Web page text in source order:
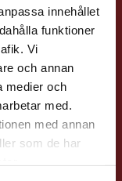
innehållet
funktioner
Vi
och annan
medier och
med.
med annan
som de har
Sverige.
och